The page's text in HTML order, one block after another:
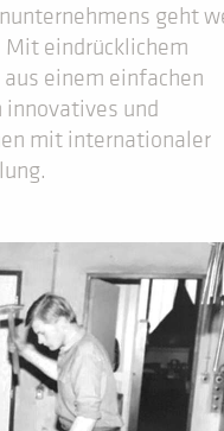
geht
Mit eindrücklichem
einem einfachen
und
mit internationaler